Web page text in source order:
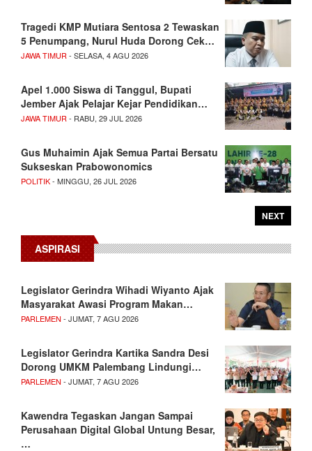
Tragedi KMP Mutiara Sentosa 2 Tewaskan
5 Penumpang, Nurul Huda Dorong Cek…
JAWA TIMUR - SELASA, 4 AGU 2026
Apel 1.000 Siswa di Tanggul, Bupati
Jember Ajak Pelajar Kejar Pendidikan…
JAWA TIMUR - RABU, 29 JUL 2026
Gus Muhaimin Ajak Semua Partai Bersatu
Sukseskan Prabowonomics
POLITIK- MINGGU, 26 JUL 2026
NEXT
ASPIRASI
Legislator Gerindra Wihadi Wiyanto Ajak
Masyarakat Awasi Program Makan…
PARLEMEN - JUMAT, 7 AGU 2026
Legislator Gerindra Kartika Sandra Desi
Dorong UMKM Palembang Lindungi…
PARLEMEN - JUMAT, 7 AGU 2026
Kawendra Tegaskan Jangan Sampai
Perusahaan Digital Global Untung Besar,
…